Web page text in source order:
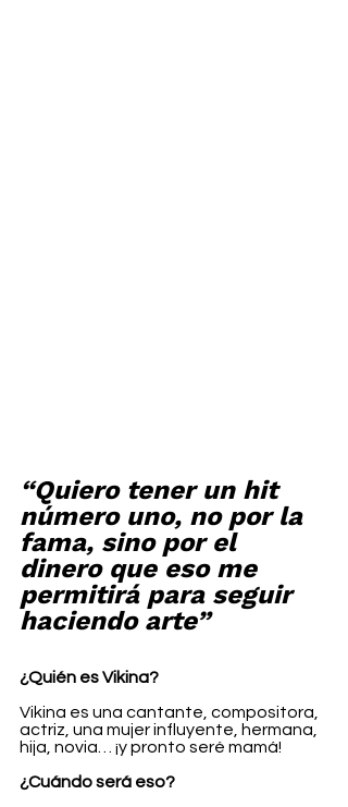
“Quiero tener un hit
número uno, no por la
fama, sino por el
dinero que eso me
permitirá para seguir
haciendo arte”
¿Quién es Vikina?
Vikina es una cantante, compositora,
actriz, una mujer influyente, hermana,
hija, novia… ¡y pronto seré mamá!
¿Cuándo será eso?